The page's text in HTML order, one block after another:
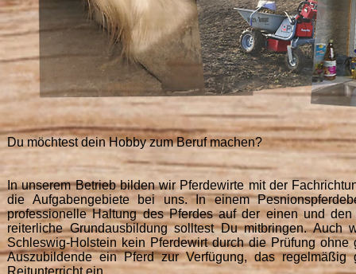
Du möchtest dein Hobby zum Beruf machen?
In unserem Betrieb bilden wir Pferdewirte mit der
die Aufgabengebiete bei uns. In einem
professionelle Haltung des Pferdes auf der einen und
reiterliche Grundausbildung solltest Du mitbringen.
Schleswig-Holstein kein Pferdewirt durch die Prüfung
Auszubildende ein Pferd zur Verfügung, das
Reitunterricht ein.